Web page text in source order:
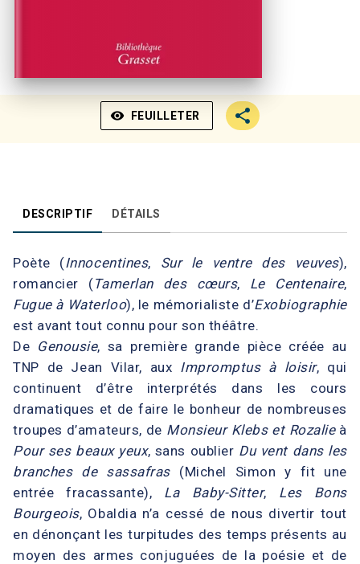
visibility FEUILLETER
DESCRIPTIF DÉTAILS
Poète (Innocentines, Sur le ventre des veuves),
romancier (Tamerlan des cœurs, Le Centenaire,
Fugue à Waterloo), le mémorialiste d’Exobiographie
est avant tout connu pour son théâtre.
De Genousie, sa première grande pièce créée au
TNP de Jean Vilar, aux Impromptus à loisir, qui
continuent d’être interprétés dans les cours
dramatiques et de faire le bonheur de nombreuses
troupes d’amateurs, de Monsieur Klebs et Rozalieà
Pour ses beaux yeux, sans oublier Du vent dans les
branches de sassafras (Michel Simon y fit une
entrée fracassante), La Baby-Sitter, Les Bons
Bourgeois, Obaldia n’a cessé de nous divertir tout
en dénonçant les turpitudes des temps présents au
moyen des armes conjuguées de la poésie et de